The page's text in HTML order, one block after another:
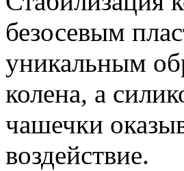
безосевым
уникальным
колена, а
чашечки
воздействие.